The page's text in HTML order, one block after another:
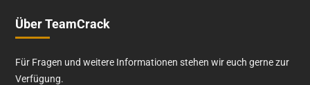
Über TeamCrack
Für Fragen und weitere Informationen stehen wir euch gerne zur
Verfügung.